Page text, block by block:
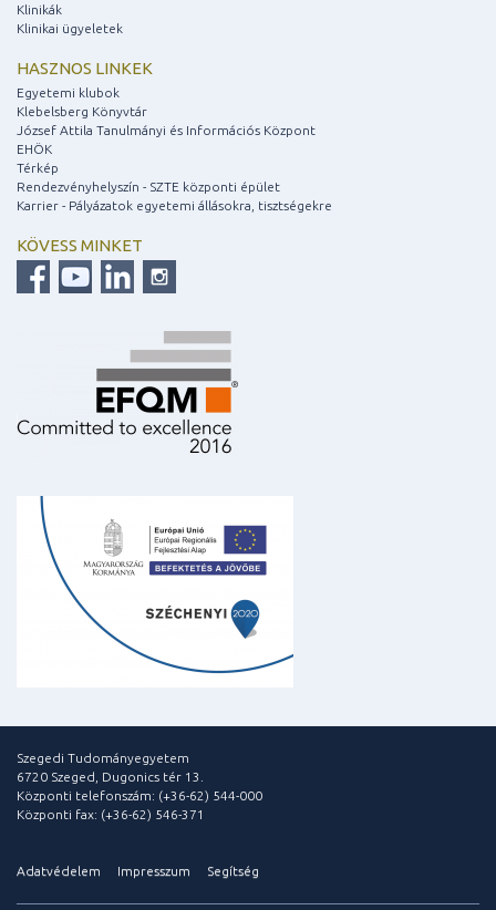
Klinikák
Klinikai ügyeletek
HASZNOS LINKEK
Egyetemi klubok
Klebelsberg Könyvtár
József Attila Tanulmányi és Információs Központ
EHÖK
Térkép
Rendezvényhelyszín - SZTE központi épület
Karrier - Pályázatok egyetemi állásokra, tisztségekre
KÖVESS MINKET
Szegedi Tudományegyetem
6720 Szeged, Dugonics tér 13.
Központi telefonszám: (+36-62) 544-000
Központi fax: (+36-62) 546-371
Adatvédelem Impresszum Segítség